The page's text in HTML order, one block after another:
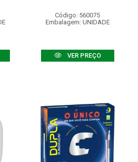
Código: 560075
Embalagem: UNIDADE
VER PREÇO